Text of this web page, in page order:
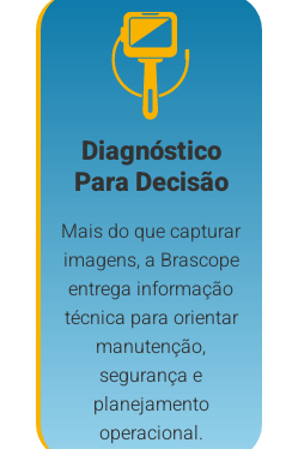
Diagnóstico
Para Decisão
Mais do que capturar
imagens, a Brascope
entrega informação
técnica para orientar
manutenção,
segurança e
planejamento
operacional.